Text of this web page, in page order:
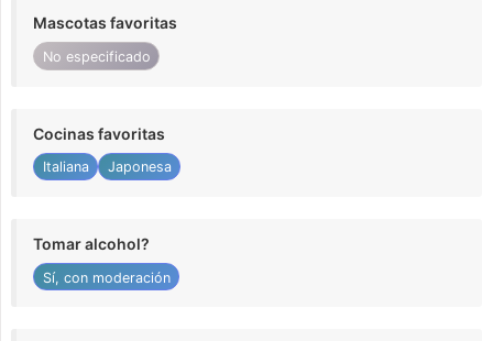
Mascotas favoritas
No especificado
Cocinas favoritas
Italiana Japonesa
Tomar alcohol?
Sí, con moderación